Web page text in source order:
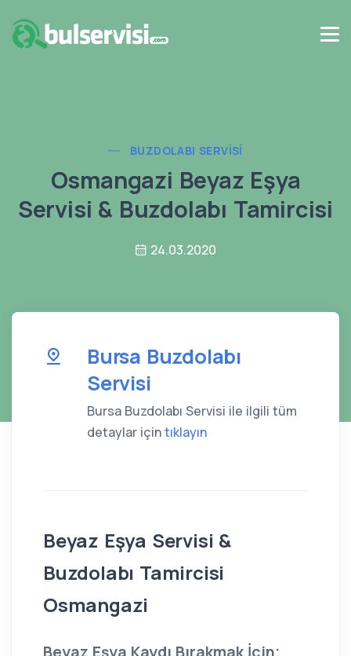
BUZDOLABI SERVISI
Osmangazi Beyaz Eşya
Servisi & Buzdolabı Tamircisi
24.03.2020
Bursa Buzdolabı
Servisi
Bursa Buzdolabı Servisi ile ilgili tüm
detaylar içintıklayın
Beyaz Eşya Servisi &
Buzdolabı Tamircisi
Osmangazi